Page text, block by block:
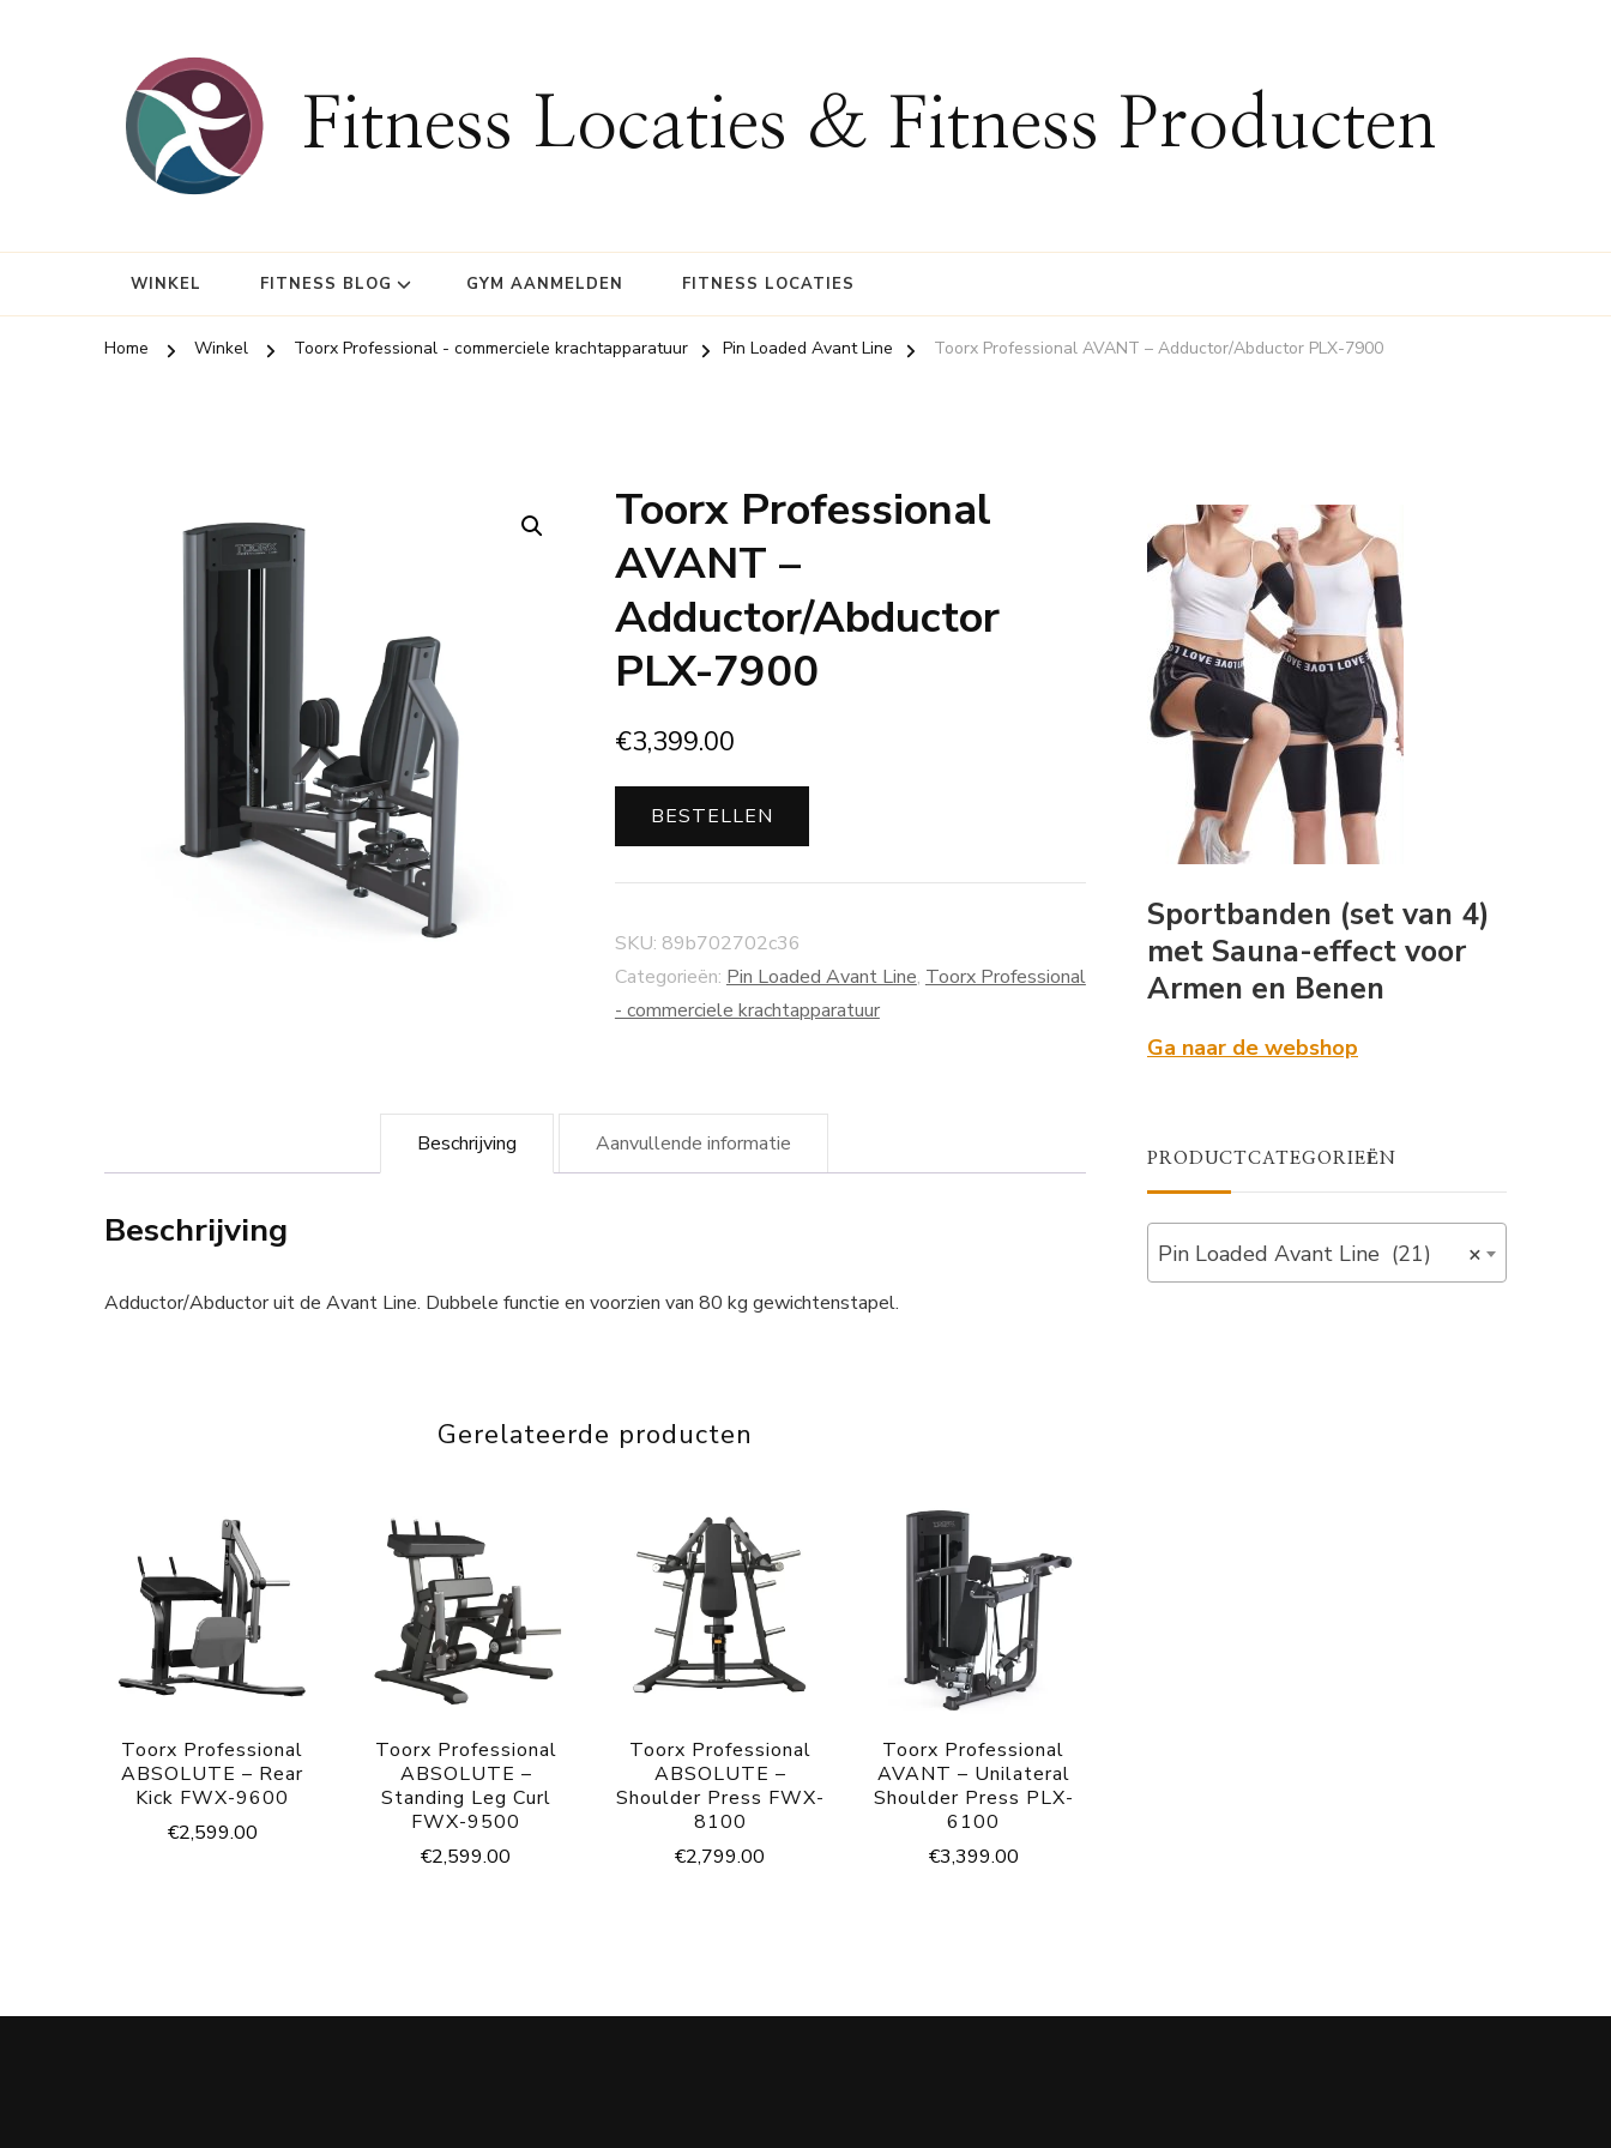
Fitness Locaties & Fitness Producten
WINKEL FITNESS BLOG GYM AANMELDEN FITNESS LOCATIES
Home Winkel Toorx Professional - commerciele krachtapparatuur Pin Loaded Avant Line Toorx Professional AVANT – Adductor/Abductor PLX-7900
Toorx Professional
AVANT –
Adductor/Abductor
PLX-7900
€3,399.00
BESTELLEN
SKU: 89b702702c36
Categorieën: Pin Loaded Avant Line, Toorx Professional
- commerciele krachtapparatuur
Beschrijving Aanvullende informatie
Beschrijving
Adductor/Abductor uit de Avant Line. Dubbele functie en voorzien van 80 kg gewichtenstapel.
Gerelateerde producten
Toorx Professional
ABSOLUTE – Rear
Kick FWX-9600
€2,599.00
Toorx Professional
ABSOLUTE –
Standing Leg Curl
FWX-9500
€2,599.00
Toorx Professional
ABSOLUTE –
Shoulder Press FWX-
8100
€2,799.00
Toorx Professional
AVANT – Unilateral
Shoulder Press PLX-
6100
€3,399.00
Sportbanden (set van 4)
met Sauna-effect voor
Armen en Benen
Ga naar de webshop
PRODUCTCATEGORIEËN
×
Pin Loaded Avant Line (21)